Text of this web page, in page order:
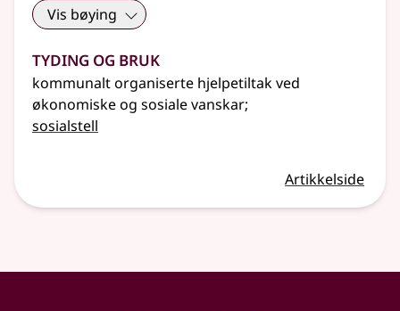
Vis bøying
Tyding og bruk
kommunalt organiserte hjelpetiltak ved
økonomiske og sosiale vanskar;
sosialstell
Artikkelside